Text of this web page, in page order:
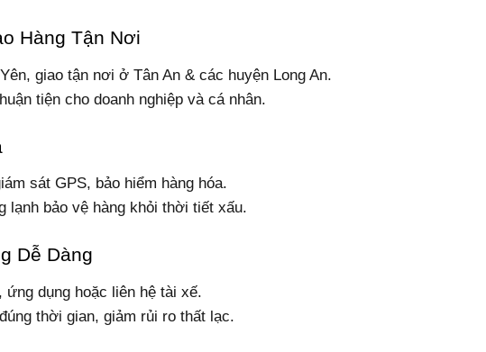
Hàng Tận Nơi
giao tận nơi ở Tân An & các huyện Long An.
tiện cho doanh nghiệp và cá nhân.
sát GPS, bảo hiểm hàng hóa.
lạnh bảo vệ hàng khỏi thời tiết xấu.
Dễ Dàng
ứng dụng hoặc liên hệ tài xế.
thời gian, giảm rủi ro thất lạc.